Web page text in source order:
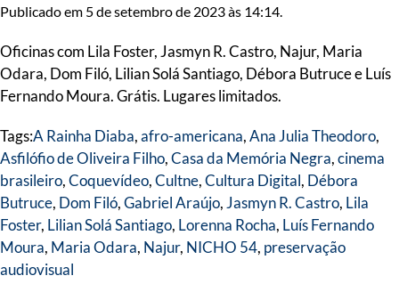
Publicado em 5 de setembro de 2023 às 14:14.
Oficinas com Lila Foster, Jasmyn R. Castro, Najur, Maria
Odara, Dom Filó, Lilian Solá Santiago, Débora Butruce e Luís
Fernando Moura. Grátis. Lugares limitados.
Tags:A Rainha Diaba,afro-americana,Ana Julia Theodoro,
Asfilófio de Oliveira Filho,Casa da Memória Negra,cinema
brasileiro,Coquevídeo,Cultne,Cultura Digital, Débora
Butruce, Dom Filó,Gabriel Araújo, Jasmyn R. Castro, Lila
Foster, Lilian Solá Santiago, Lorenna Rocha, Luís Fernando
Moura, Maria Odara, Najur, NICHO 54, preservação
audiovisual